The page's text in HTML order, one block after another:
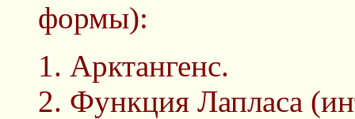
формы):
Арктангенс.
Функция Лапласа